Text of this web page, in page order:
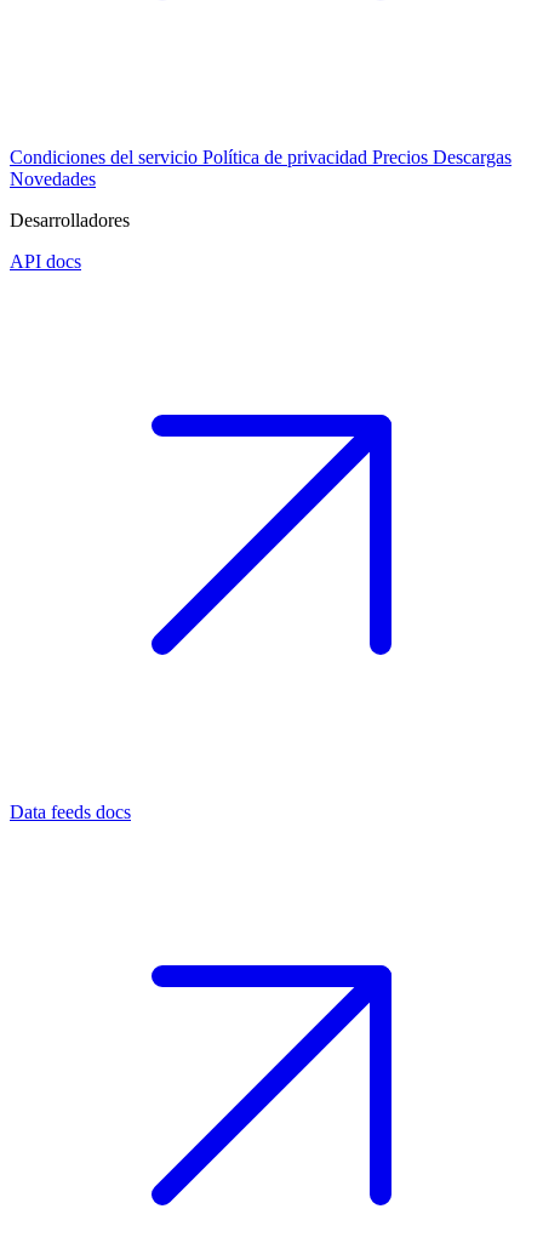
Condiciones del servicio Política de privacidad Precios Descargas
Novedades
Desarrolladores
API docs
Data feeds docs